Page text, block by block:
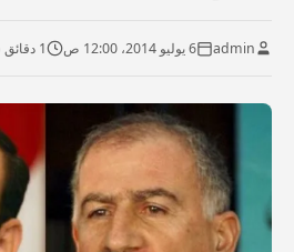
admin 6 يوليو 2014، 12:00 ص 1 دقائق قراءة